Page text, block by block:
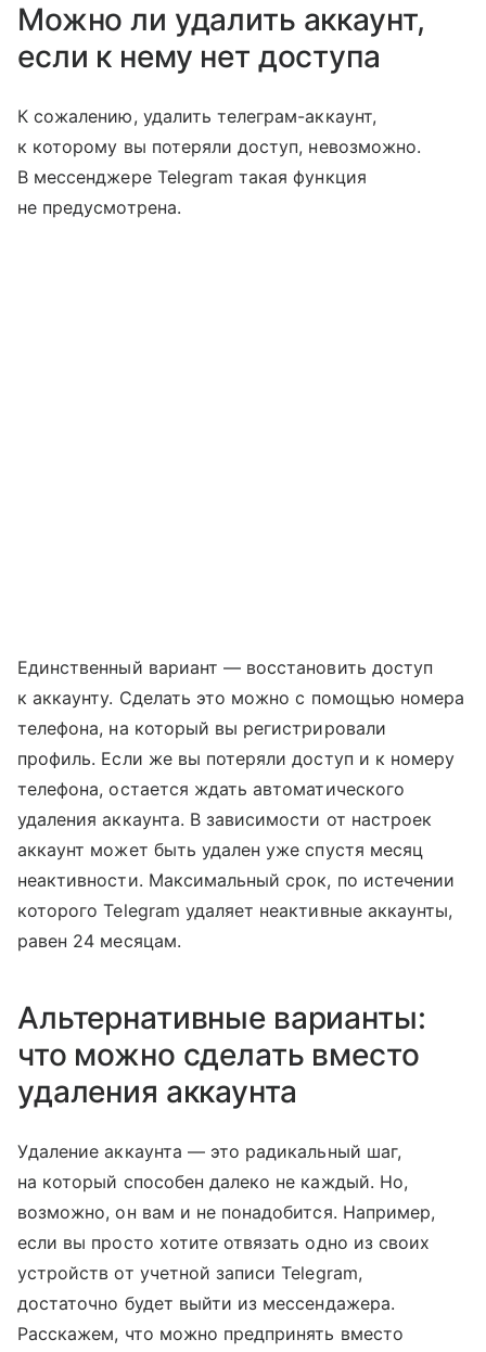
Можно ли удалить аккаунт,
если к нему нет доступа
К сожалению, удалить телеграм-аккаунт,
к которому вы потеряли доступ, невозможно.
В мессенджере Telegram такая функция
не предусмотрена.
Единственный вариант — восстановить доступ
к аккаунту. Сделать это можно с помощью номера
телефона, на который вы регистрировали
профиль. Если же вы потеряли доступ и к номеру
телефона, остается ждать автоматического
удаления аккаунта. В зависимости от настроек
аккаунт может быть удален уже спустя месяц
неактивности. Максимальный срок, по истечении
которого Telegram удаляет неактивные аккаунты,
равен 24 месяцам.
Альтернативные варианты:
что можно сделать вместо
удаления аккаунта
Удаление аккаунта — это радикальный шаг,
на который способен далеко не каждый. Но,
возможно, он вам и не понадобится. Например,
если вы просто хотите отвязать одно из своих
устройств от учетной записи Telegram,
достаточно будет выйти из мессендажера.
Расскажем, что можно предпринять вместо